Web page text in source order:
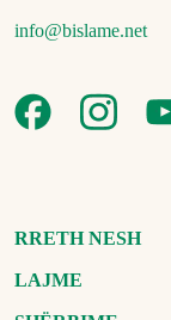
info@bislame.net
RRETH NESH
LAJME